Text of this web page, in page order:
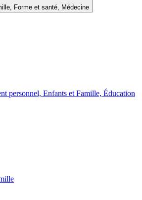
Forme et santé, Médecine
personnel, Enfants et Famille, Éducation